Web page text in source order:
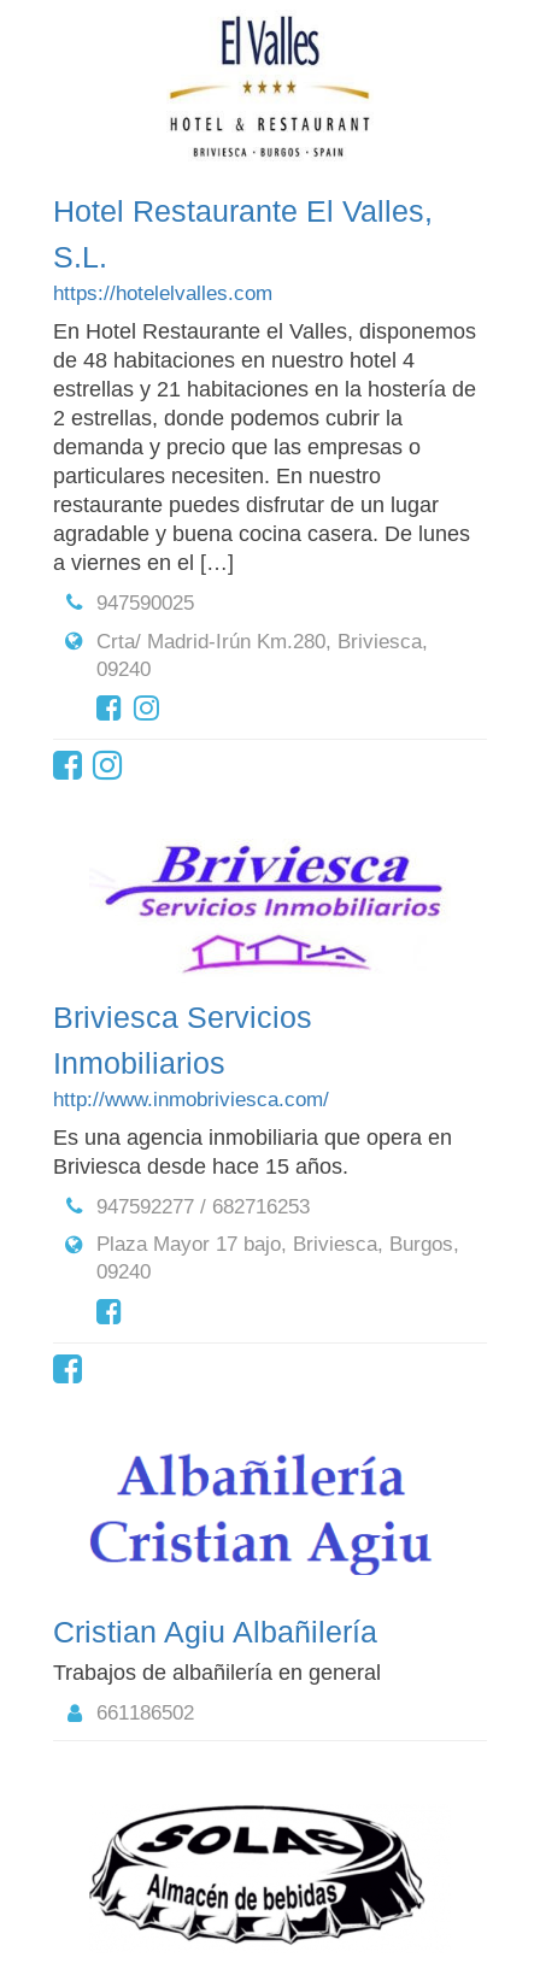
Hotel Restaurante El Valles,
S.L.
https://hotelelvalles.com
En Hotel Restaurante el Valles, disponemos
de 48 habitaciones en nuestro hotel 4
estrellas y 21 habitaciones en la hostería de
2 estrellas, donde podemos cubrir la
demanda y precio que las empresas o
particulares necesiten. En nuestro
restaurante puedes disfrutar de un lugar
agradable y buena cocina casera. De lunes
a viernes en el […]
947590025
Crta/ Madrid-Irún Km.280, Briviesca,
09240
Briviesca Servicios
Inmobiliarios
http://www.inmobriviesca.com/
Es una agencia inmobiliaria que opera en
Briviesca desde hace 15 años.
947592277 / 682716253
Plaza Mayor 17 bajo, Briviesca, Burgos,
09240
Cristian Agiu Albañilería
Trabajos de albañilería en general
661186502